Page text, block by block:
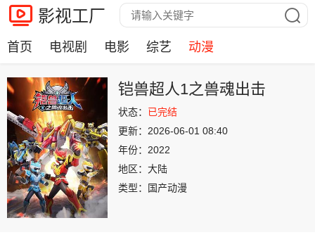
影视工厂
首页 电视剧 电影 综艺 动漫
铠兽超人1之兽魂出击
状态： 已完结
更新： 2026-06-01 08:40
年份： 2022
地区： 大陆
类型：
国产动漫